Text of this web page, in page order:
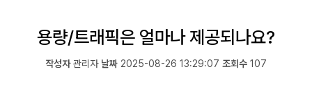
용량/트래픽은 얼마나 제공되나요?
작성자관리자 날짜 2025-08-26 13:29:07 조회수 107